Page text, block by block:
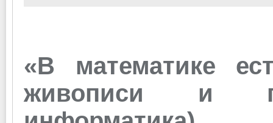
«В математике
живописи и